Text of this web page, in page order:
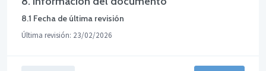
8.1 Fecha de última revisión
Última revisión: 23/02/2026